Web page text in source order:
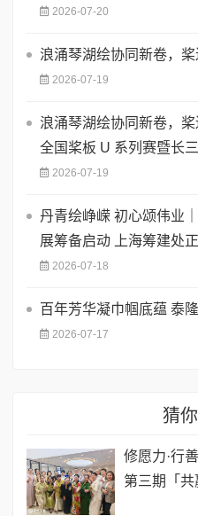
2026-07-20
浪涌琴湖绘协同新卷，
2026-07-19
浪涌琴湖绘协同新卷，
全国桨板 U 系列赛暨长
2026-07-19
丹青绘峥嵘 初心颂伟业
展筹备启动 上海筹建处
2026-07-18
百年芳华凝巾帼底蕴 泰
2026-07-17
猜
修愿力·行
第三期「